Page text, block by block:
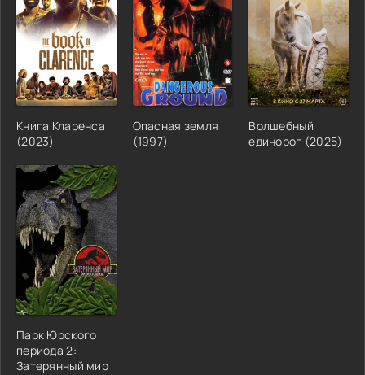
Книга Кларенса
(2023)
Опасная земля
(1997)
Волшебный
единорог (2025)
Парк Юрского
периода 2:
Затерянный мир